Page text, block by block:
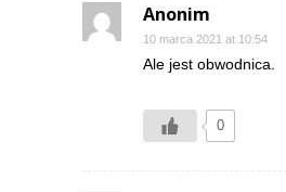
Anonim
10 marca 2021 at 10:54
Ale jest obwodnica.
0